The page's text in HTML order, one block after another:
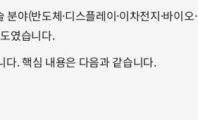
야(반도체·디스플레이·이차전지·바이오·
였습니다.
. 핵심 내용은 다음과 같습니다.